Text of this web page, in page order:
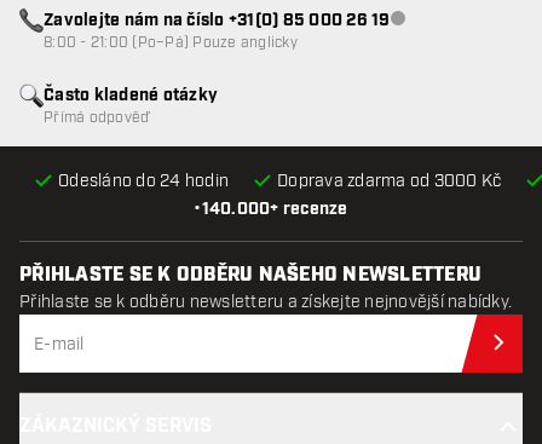
•140.000+ recenze
Odesláno do 24 hodin Doprava zdarma od 3000 Kč
Často kladené otázky
Přímá odpověď
Zavolejte nám na číslo +31(0) 85 000 26 19Zákaznický servis
8:00 - 21:00 (Po–Pá) Pouze anglicky
PŘIHLASTE SE K ODBĚRU NAŠEHO NEWSLETTERU
Přihlaste se k odběru newsletteru a získejte nejnovější nabídky.